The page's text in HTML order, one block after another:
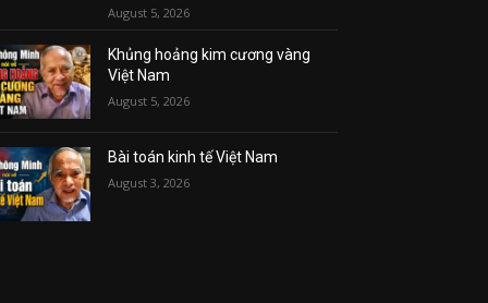
August 5, 2026
Khủng hoảng kim cương vàng
Việt Nam
August 5, 2026
Bài toán kinh tế Việt Nam
August 3, 2026